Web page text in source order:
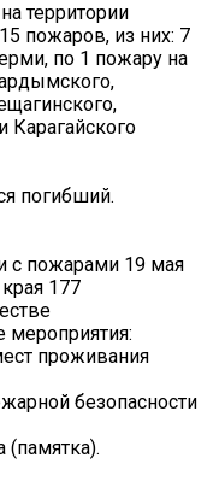
территории
пожаров, из них: 7
по 1 пожару на
Карагайского
погибший.
с пожарами 19 мая
177
проживания
безопасности
(памятка).